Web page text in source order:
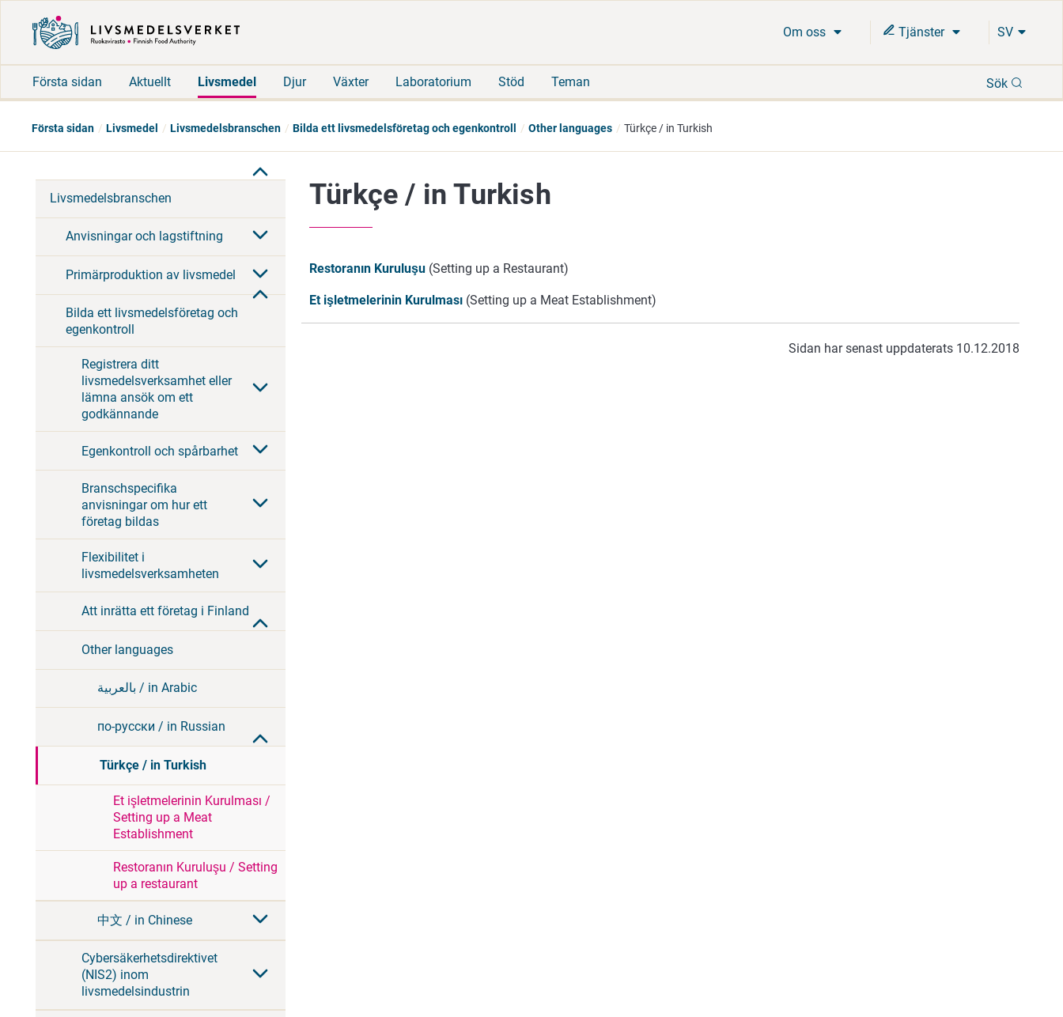
Om oss Tjänster SV
Första sidan Aktuellt Livsmedel Djur Växter Laboratorium Stöd Teman Sök
Första sidan Livsmedel Livsmedelsbranschen Bilda ett livsmedelsföretag och egenkontroll Other languages Türkçe / in Turkish
Livsmedelsbranschen
Anvisningar och lagstiftning
Primärproduktion av livsmedel
Bilda ett livsmedelsföretag och
egenkontroll
Registrera ditt
livsmedelsverksamhet eller
lämna ansök om ett
godkännande
Egenkontroll och spårbarhet
Branschspecifika
anvisningar om hur ett
företag bildas
Flexibilitet i
livsmedelsverksamheten
Att inrätta ett företag i Finland
Other languages
بالعربية / in Arabic
по-русски / in Russian
Türkçe / in Turkish
Et işletmelerinin Kurulması /
Setting up a Meat
Establishment
Restoranın Kuruluşu / Setting
up a restaurant
中文 / in Chinese
Cybersäkerhetsdirektivet
(NIS2) inom
livsmedelsindustrin
Türkçe / in Turkish
Restoranın Kuruluşu (Setting up a Restaurant)
Et işletmelerinin Kurulması (Setting up a Meat Establishment)
Sidan har senast uppdaterats 10.12.2018